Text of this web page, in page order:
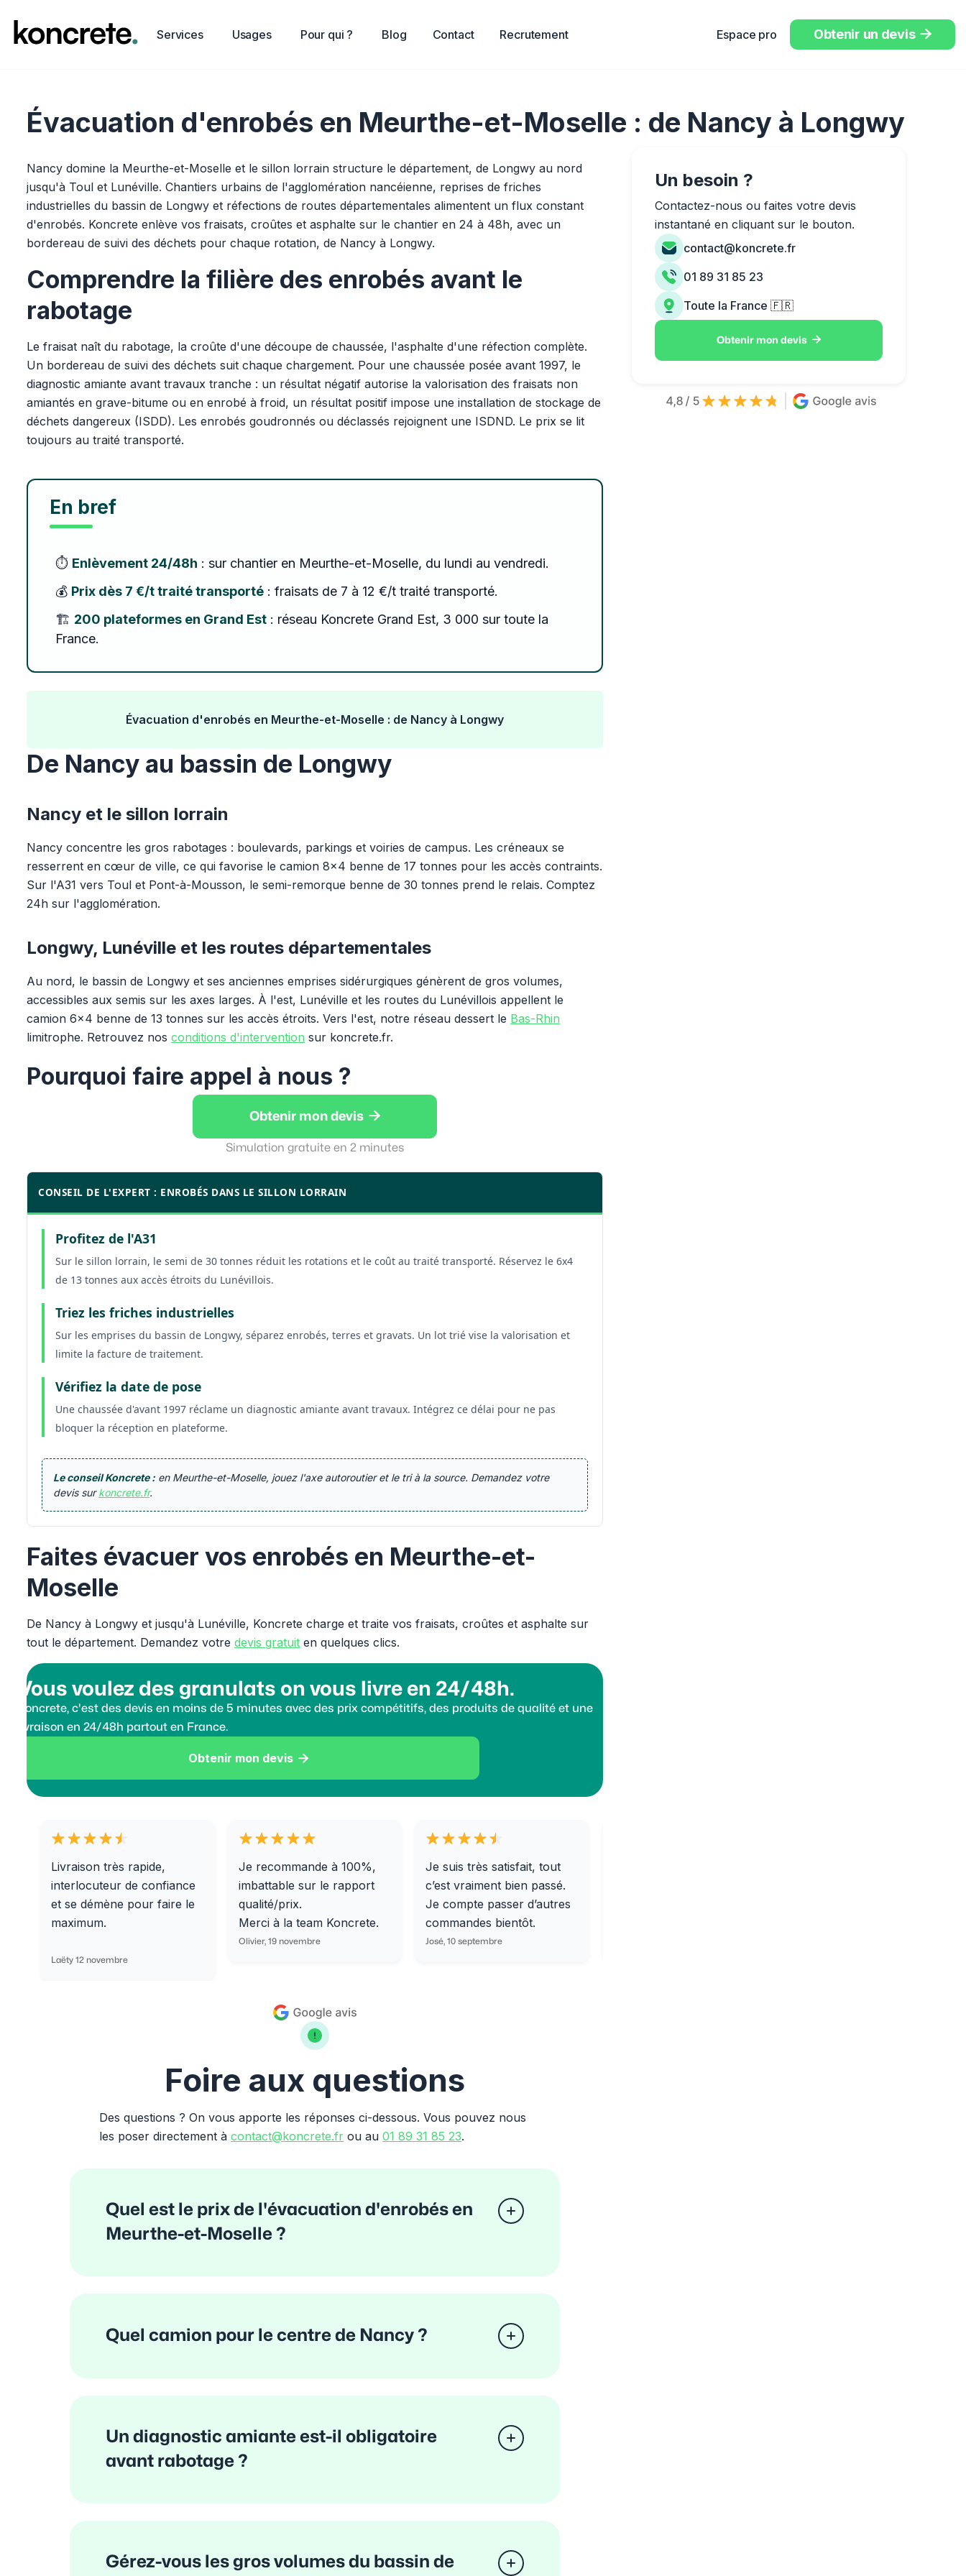
Services Usages Pour qui ? Blog Contact Recrutement Espace pro Obtenir un devis 
Évacuation d'enrobés en Meurthe-et-Moselle : de Nancy à Longwy
Nancy domine la Meurthe-et-Moselle et le sillon lorrain structure le département, de Longwy au nord
jusqu'à Toul et Lunéville. Chantiers urbains de l'agglomération nancéienne, reprises de friches
industrielles du bassin de Longwy et réfections de routes départementales alimentent un flux constant
d'enrobés. Koncrete enlève vos fraisats, croûtes et asphalte sur le chantier en 24 à 48h, avec un
bordereau de suivi des déchets pour chaque rotation, de Nancy à Longwy.
Comprendre la filière des enrobés avant le
rabotage
Le fraisat naît du rabotage, la croûte d'une découpe de chaussée, l'asphalte d'une réfection complète.
Un bordereau de suivi des déchets suit chaque chargement. Pour une chaussée posée avant 1997, le
diagnostic amiante avant travaux tranche : un résultat négatif autorise la valorisation des fraisats non
amiantés en grave-bitume ou en enrobé à froid, un résultat positif impose une installation de stockage de
déchets dangereux (ISDD). Les enrobés goudronnés ou déclassés rejoignent une ISDND. Le prix se lit
toujours au traité transporté.
En bref
⏱️ Enlèvement 24/48h : sur chantier en Meurthe-et-Moselle, du lundi au vendredi.
💰 Prix dès 7 €/t traité transporté : fraisats de 7 à 12 €/t traité transporté.
🏗️ 200 plateformes en Grand Est : réseau Koncrete Grand Est, 3 000 sur toute la
France.
Évacuation d'enrobés en Meurthe-et-Moselle : de Nancy à Longwy
De Nancy au bassin de Longwy
Nancy et le sillon lorrain
Nancy concentre les gros rabotages : boulevards, parkings et voiries de campus. Les créneaux se
resserrent en cœur de ville, ce qui favorise le camion 8x4 benne de 17 tonnes pour les accès contraints.
Sur l'A31 vers Toul et Pont-à-Mousson, le semi-remorque benne de 30 tonnes prend le relais. Comptez
24h sur l'agglomération.
Longwy, Lunéville et les routes départementales
Au nord, le bassin de Longwy et ses anciennes emprises sidérurgiques génèrent de gros volumes,
accessibles aux semis sur les axes larges. À l'est, Lunéville et les routes du Lunévillois appellent le
camion 6x4 benne de 13 tonnes sur les accès étroits. Vers l'est, notre réseau dessert le Bas-Rhin
limitrophe. Retrouvez nosconditions d'intervention sur koncrete.fr.
Pourquoi faire appel à nous ?
Obtenir mon devis 
Simulation gratuite en 2 minutes
CONSEIL DE L'EXPERT : ENROBÉS DANS LE SILLON LORRAIN
Profitez de l'A31
Sur le sillon lorrain, le semi de 30 tonnes réduit les rotations et le coût au traité transporté. Réservez le 6x4
de 13 tonnes aux accès étroits du Lunévillois.
Triez les friches industrielles
Sur les emprises du bassin de Longwy, séparez enrobés, terres et gravats. Un lot trié vise la valorisation et
limite la facture de traitement.
Vérifiez la date de pose
Une chaussée d'avant 1997 réclame un diagnostic amiante avant travaux. Intégrez ce délai pour ne pas
bloquer la réception en plateforme.
Le conseil Koncrete : en Meurthe-et-Moselle, jouez l'axe autoroutier et le tri à la source. Demandez votre
devis surkoncrete.fr.
Faites évacuer vos enrobés en Meurthe-et-
Moselle
De Nancy à Longwy et jusqu'à Lunéville, Koncrete charge et traite vos fraisats, croûtes et asphalte sur
tout le département. Demandez votredevis gratuit en quelques clics.
Vous voulez des granulats on vous livre en 24/48h.
Koncrete, c'est des devis en moins de 5 minutes avec des prix compétitifs, des produits de qualité et une
livraison en 24/48h partout en France.
Obtenir mon devis 
Livraison très rapide,
interlocuteur de confiance
et se démène pour faire le
maximum.
Laëty 12 novembre
Je recommande à 100%,
imbattable sur le rapport
qualité/prix.
Merci à la team Koncrete.
Olivier, 19 novembre
Je suis très satisfait, tout
c’est vraiment bien passé.
Je compte passer d’autres
commandes bientôt.
José, 10 septembre
Foire aux questions
Des questions ? On vous apporte les réponses ci-dessous. Vous pouvez nous
les poser directement àcontact@koncrete.fr ou au01 89 31 85 23.
Quel est le prix de l'évacuation d'enrobés en
Meurthe-et-Moselle ?
Quel camion pour le centre de Nancy ?
Un diagnostic amiante est-il obligatoire
avant rabotage ?
Gérez-vous les gros volumes du bassin de
Un besoin ?
Contactez-nous ou faites votre devis
instantané en cliquant sur le bouton.
contact@koncrete.fr
01 89 31 85 23
Toute la France 🇫🇷
Obtenir mon devis 